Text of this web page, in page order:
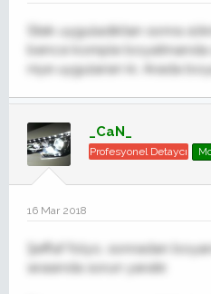
Stek uyguladıktan sonra
bence komple boyatmanda
niye uygularsın ki. Arada
_CaN_
Profesyonel Detaycı
16 Mar 2018
Şeffaf folyo, sonradan
sırasında sorun yaratır.